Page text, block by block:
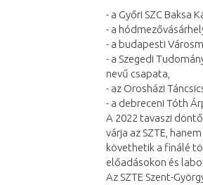
- a Győri SZC Baksa
- a
- a budapesti
- a Szegedi
nevű csapata,
- az Orosházi
- a debreceni Tóth
A 2022 tavaszi
várja az SZTE,
követhetik a finálé
előadásokon és
Az SZTE Szent-